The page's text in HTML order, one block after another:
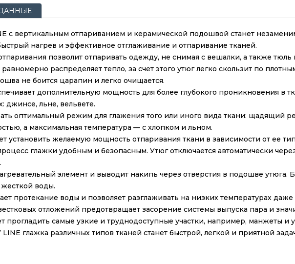
с вертикальным отпариванием и керамической подошвой станет
нагрев и эффективное отглаживание и отпаривание тканей.
позволит отпаривать одежду, не снимая с вешалки, а также
распределяет тепло, за счет этого утюг легко скользит по
не боится царапин и легко очищается.
дополнительную мощность для более глубокого проникновения в
джинсе, льне, вельвете.
оптимальный режим для глажения того или иного вида ткани: щадящий
а максимальная температура — с хлопком и льном.
установить желаемую мощность отпаривания ткани в зависимости от ее
глажки удобным и безопасным. Утюг отключается автоматически
элемент и выводит накипь через отверстия в подошве утюга.
воды.
протекание воды и позволяет разглаживать на низких температурах
отложений предотвращает засорение системы выпуска пара и
прогладить самые узкие и труднодоступные участки, например, манжеты и
LINE глажка различных типов тканей станет быстрой, легкой и приятной